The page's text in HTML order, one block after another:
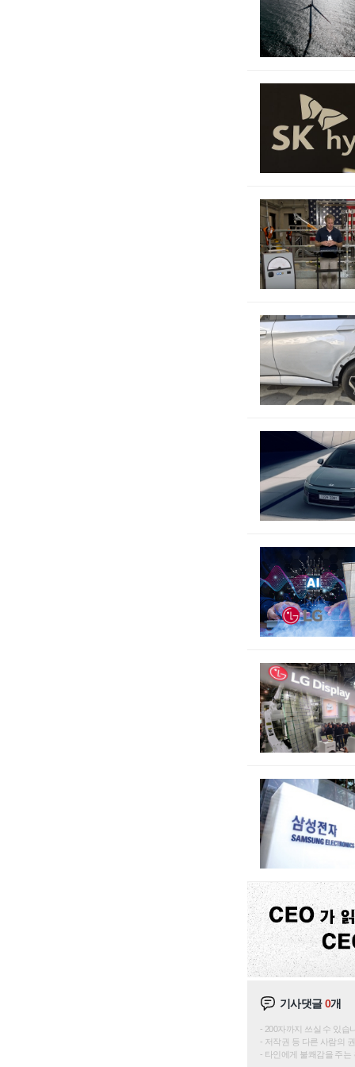
기사댓글0개
200자까지 쓰실 수 있습
저작권 등 다른 사람의
타인에게 불쾌감을 주는